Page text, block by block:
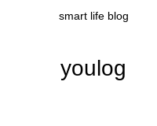
smart life blog
youlog